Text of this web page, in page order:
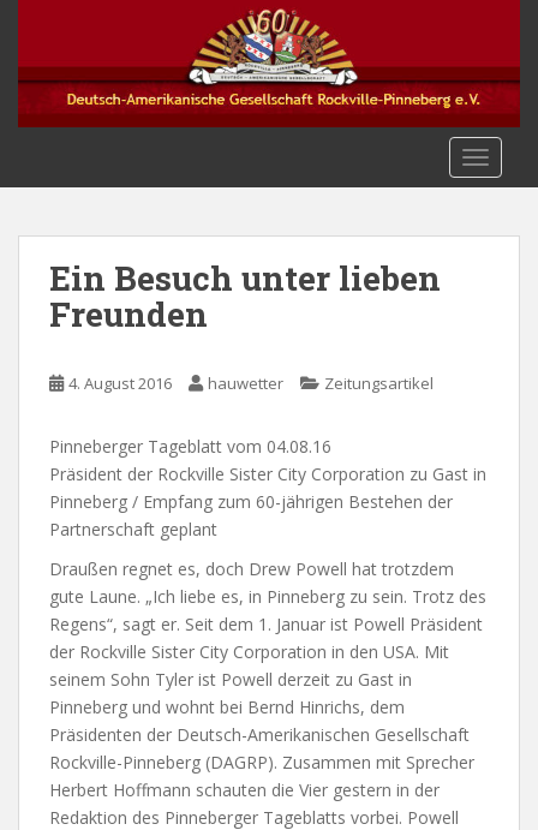
Ein Besuch unter lieben
Freunden
4. August 2016 hauwetter Zeitungsartikel
Pinneberger Tageblatt vom 04.08.16
Präsident der Rockville Sister City Corporation zu Gast in
Pinneberg / Empfang zum 60-jährigen Bestehen der
Partnerschaft geplant
Draußen regnet es, doch Drew Powell hat trotzdem
gute Laune. „Ich liebe es, in Pinneberg zu sein. Trotz des
Regens“, sagt er. Seit dem 1. Januar ist Powell Präsident
der Rockville Sister City Corporation in den USA. Mit
seinem Sohn Tyler ist Powell derzeit zu Gast in
Pinneberg und wohnt bei Bernd Hinrichs, dem
Präsidenten der Deutsch-Amerikanischen Gesellschaft
Rockville-Pinneberg (DAGRP). Zusammen mit Sprecher
Herbert Hoffmann schauten die Vier gestern in der
Redaktion des Pinneberger Tageblatts vorbei. Powell